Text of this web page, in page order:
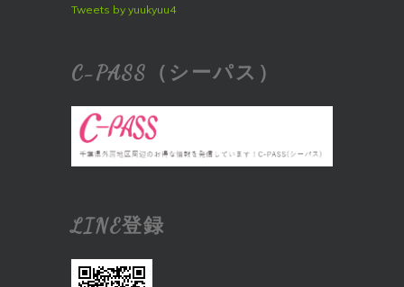
Tweets by yuukyuu4
C-PASS（シーパス）
LINE登録